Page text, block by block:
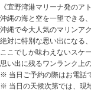
《宜野湾港マリーナ発のア
沖縄の海と空を一望できる
沖縄で今大人気のマリンア
絶対に特別な思い出になる
ここでしか味わえないスケ
思い出に残るワンランク上
※ 当日ご予約の際はお電話
※ 当日の天候次第では、現